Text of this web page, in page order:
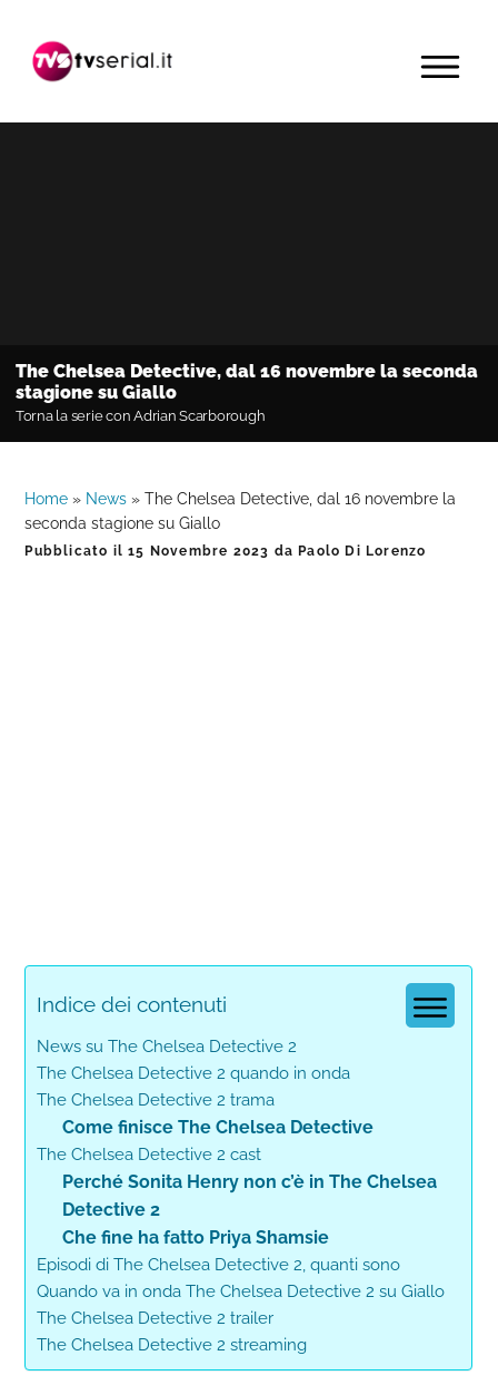
navigazione
contenuto
barra
primaria
MENU
The Chelsea Detective, dal 16 novembre la seconda
stagione su Giallo
Torna la serie con Adrian Scarborough
Home » News »The Chelsea Detective, dal 16 novembre la
seconda stagione su Giallo
Pubblicato il15 Novembre 2023 da Paolo Di Lorenzo
Indice dei contenuti
News su The Chelsea Detective 2
The Chelsea Detective 2 quando in onda
The Chelsea Detective 2 trama
Come finisce The Chelsea Detective
The Chelsea Detective 2 cast
Perché Sonita Henry non c’è in The Chelsea
Detective 2
Che fine ha fatto Priya Shamsie
Episodi di The Chelsea Detective 2, quanti sono
Quando va in onda The Chelsea Detective 2 su Giallo
The Chelsea Detective 2 trailer
The Chelsea Detective 2 streaming